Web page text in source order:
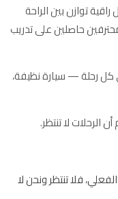
توازن بين الراحة
حاصلين على تدريب
رحلة — سيارة نظيفة،
فلا تنتظر ونحن لا